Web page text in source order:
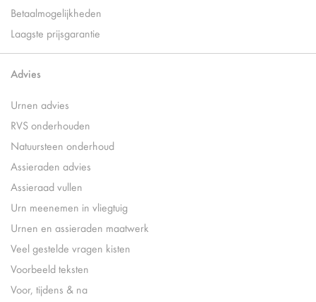
Betaalmogelijkheden
Laagste prijsgarantie
Advies
Urnen advies
RVS onderhouden
Natuursteen onderhoud
Assieraden advies
Assieraad vullen
Urn meenemen in vliegtuig
Urnen en assieraden maatwerk
Veel gestelde vragen kisten
Voorbeeld teksten
Voor, tijdens & na